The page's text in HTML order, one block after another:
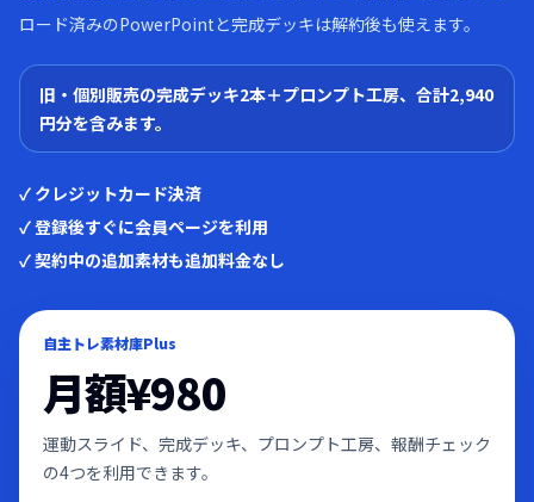
ロード済みのPowerPointと完成デッキは解約後も使えます。
旧・個別販売の完成デッキ2本＋プロンプト工房、合計2,940
円分を含みます。
✓ クレジットカード決済
✓ 登録後すぐに会員ページを利用
✓ 契約中の追加素材も追加料金なし
自主トレ素材庫Plus
月額¥980
運動スライド、完成デッキ、プロンプト工房、報酬チェック
の4つを利用できます。